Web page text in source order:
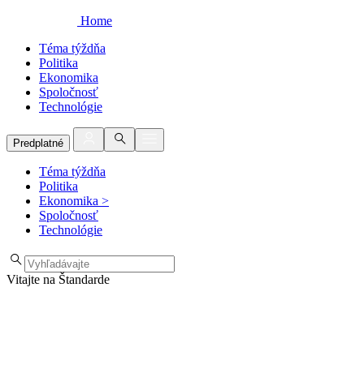
Home
Téma týždňa
Politika
Ekonomika
Spoločnosť
Technológie
Predplatné
Téma týždňa
Politika
Ekonomika >
Spoločnosť
Technológie
Vitajte na Štandarde